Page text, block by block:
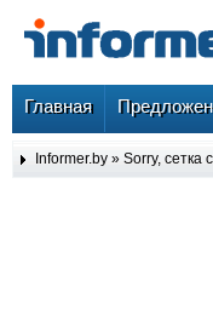
Главная
Informer.by » Sorry, сетка